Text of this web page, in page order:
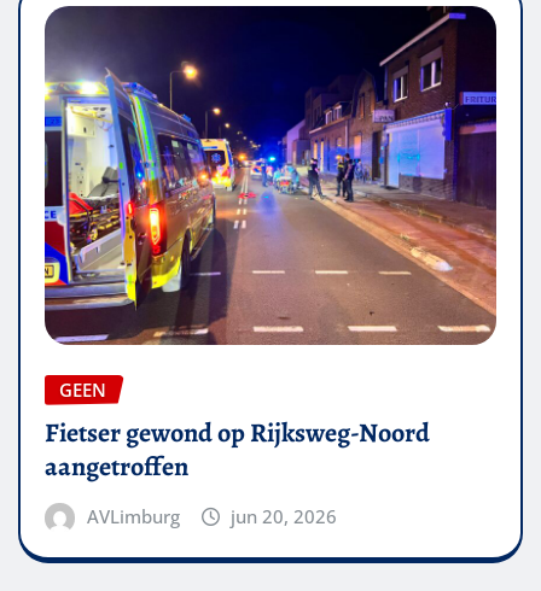
GEEN
Fietser gewond op Rijksweg-Noord
aangetroffen
AVLimburg jun 20, 2026